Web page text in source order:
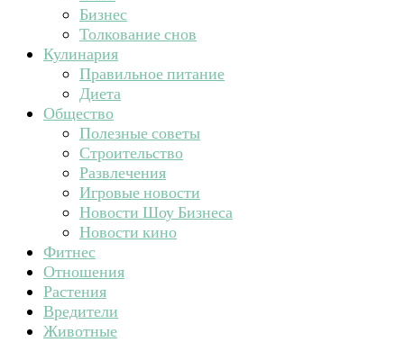
Бизнес
Толкование снов
Кулинария
Правильное питание
Диета
Общество
Полезные советы
Строительство
Развлечения
Игровые новости
Новости Шоу Бизнеса
Новости кино
Фитнес
Отношения
Растения
Вредители
Животные